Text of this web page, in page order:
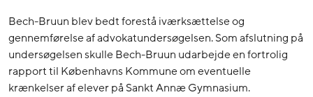
Bech-Bruun blev bedt forestå iværksættelse og
gennemførelse af advokatundersøgelsen. Som afslutning på
undersøgelsen skulle Bech-Bruun udarbejde en fortrolig
rapport til Københavns Kommune om eventuelle
krænkelser af elever på Sankt Annæ Gymnasium.